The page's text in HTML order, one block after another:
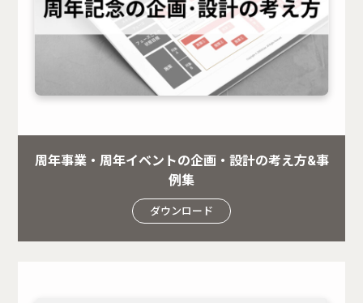
周年事業・周年イベントの企画・設計の考え方&事
例集
ダウンロード